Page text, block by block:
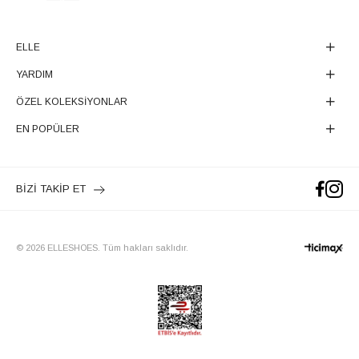
ELLE
YARDIM
ÖZEL KOLEKSİYONLAR
EN POPÜLER
BİZİ TAKİP ET
© 2026 ELLESHOES. Tüm hakları saklıdır.